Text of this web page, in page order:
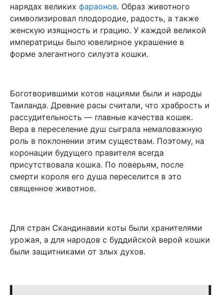
нарядах великих фараонов. Образ животного
символизировал плодородие, радость, а также
женскую изящность и грацию. У каждой великой
императрицы было ювелирное украшение в
форме элегантного силуэта кошки.
Боготворившими котов нациями были и народы
Таиланда. Древние расы считали, что храбрость и
рассудительность — главные качества кошек.
Вера в переселение душ сыграла немаловажную
роль в поклонении этим существам. Поэтому, на
коронации будущего правителя всегда
присутствовала кошка. По поверьям, после
смерти короля его душа переселится в это
священное животное.
Для стран Скандинавии коты были хранителями
урожая, а для народов с буддийской верой кошки
были защитниками от злых духов.